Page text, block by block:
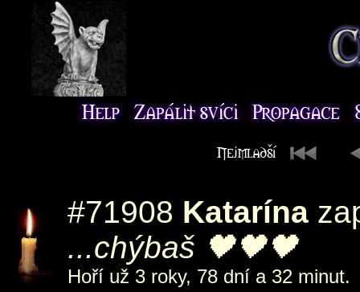
#71908 Katarína
...chýbaš 🖤🖤🖤
Hoří už 3 roky, 78 dní a 32 minut.